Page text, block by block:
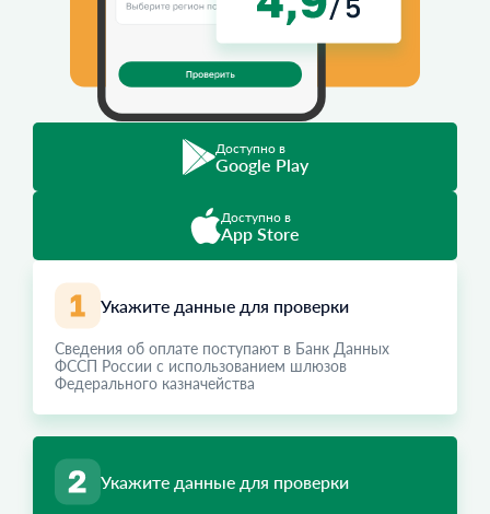
Укажите данные для проверки
Сведения об оплате поступают в Банк Данных
ФССП России с использованием шлюзов
Федерального казначейства
Укажите данные для проверки
Доступно в
Google Play
Доступно в
App Store